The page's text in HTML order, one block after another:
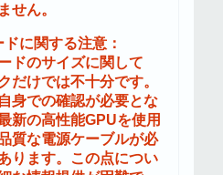
せん。
に関する注意：
ドのサイズに関して
だけでは不十分です。
身での確認が必要とな
新の高性能GPUを使用
質な電源ケーブルが必
ります。この点につい